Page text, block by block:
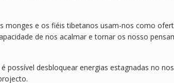
e os fiéis tibetanos usam-nos como
de nos acalmar e tornar os nosso
desbloquear energias estagnadas no